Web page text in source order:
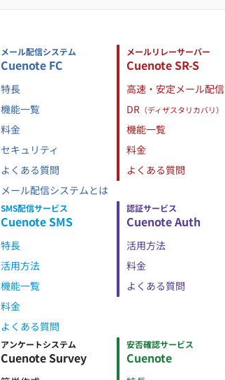
メール配信システム
Cuenote FC
特長
機能一覧
料金
セキュリティ
よくある質問
メール配信システムとは
メールリレーサーバー
Cuenote SR-S
高速・安定メール配信
DR （ディザスタリカバリ）
機能一覧
料金
よくある質問
SMS配信サービス
Cuenote SMS
特長
活用方法
機能一覧
料金
よくある質問
認証サービス
Cuenote Auth
活用方法
料金
よくある質問
アンケートシステム
Cuenote Survey
安否確認サービス
Cuenote